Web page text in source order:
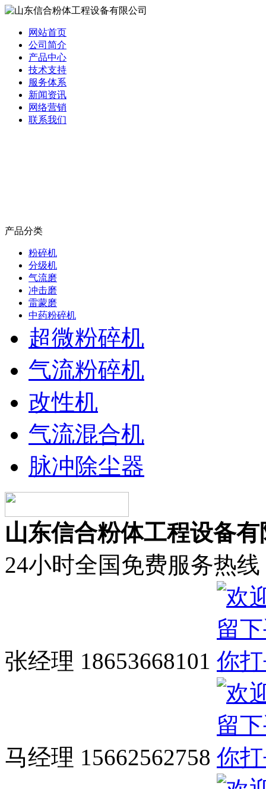
网站首页
公司简介
产品中心
技术支持
服务体系
新闻资讯
网络营销
联系我们
产品分类
粉碎机
分级机
气流磨
冲击磨
雷蒙磨
中药粉碎机
超微粉碎机
气流粉碎机
改性机
气流混合机
脉冲除尘器
山东信合粉体工程设备
24小时全国免费服务热线
张经理 18653668101
马经理 15662562758